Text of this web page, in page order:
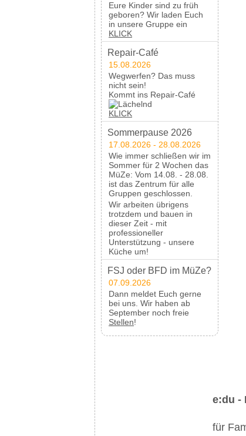
Eure Kinder sind zu früh
geboren? Wir laden Euch
in unsere Gruppe ein
KLICK
Repair-Café
15.08.2026
Wegwerfen? Das muss
nicht sein!
Kommt ins Repair-Café
KLICK
Sommerpause 2026
17.08.2026 - 28.08.2026
Wie immer schließen wir im
Sommer für 2 Wochen das
MüZe: Vom 14.08. - 28.08.
ist das Zentrum für alle
Gruppen geschlossen.
Wir arbeiten übrigens
trotzdem und bauen in
dieser Zeit - mit
professioneller
Unterstützung - unsere
Küche um!
FSJ oder BFD im MüZe?
07.09.2026
Dann meldet Euch gerne
bei uns. Wir haben ab
September noch freie
Stellen!
e:du -
für